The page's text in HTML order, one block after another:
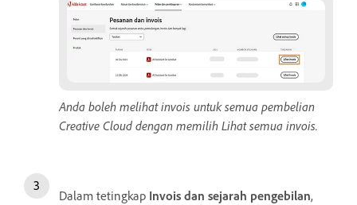
Anda boleh melihat invois untuk semua pembelian
Creative Cloud dengan memilih Lihat semua invois.
Dalam tetingkap Invois dan sejarah pengebilan,